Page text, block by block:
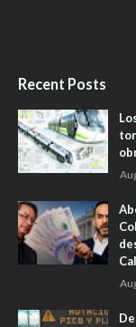
Recent Posts